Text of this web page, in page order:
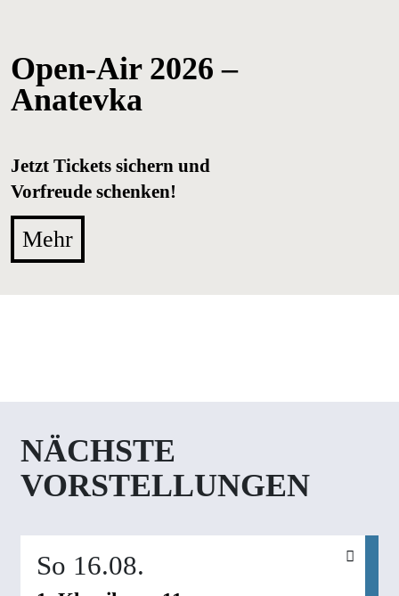
Open-Air 2026 –
Anatevka
Jetzt Tickets sichern und
Vorfreude schenken!
Mehr
NÄCHSTE
VORSTELLUNGEN
So 16.08.